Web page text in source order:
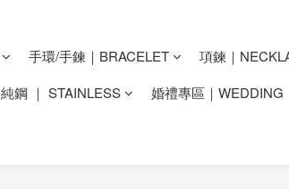
手環/手鍊｜BRACELET
項鍊｜
純鋼 ｜ STAINLESS 婚禮專區｜WEDDING